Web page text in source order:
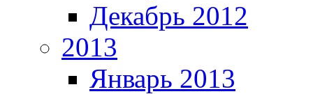
Декабрь 2012
2013
Январь 2013